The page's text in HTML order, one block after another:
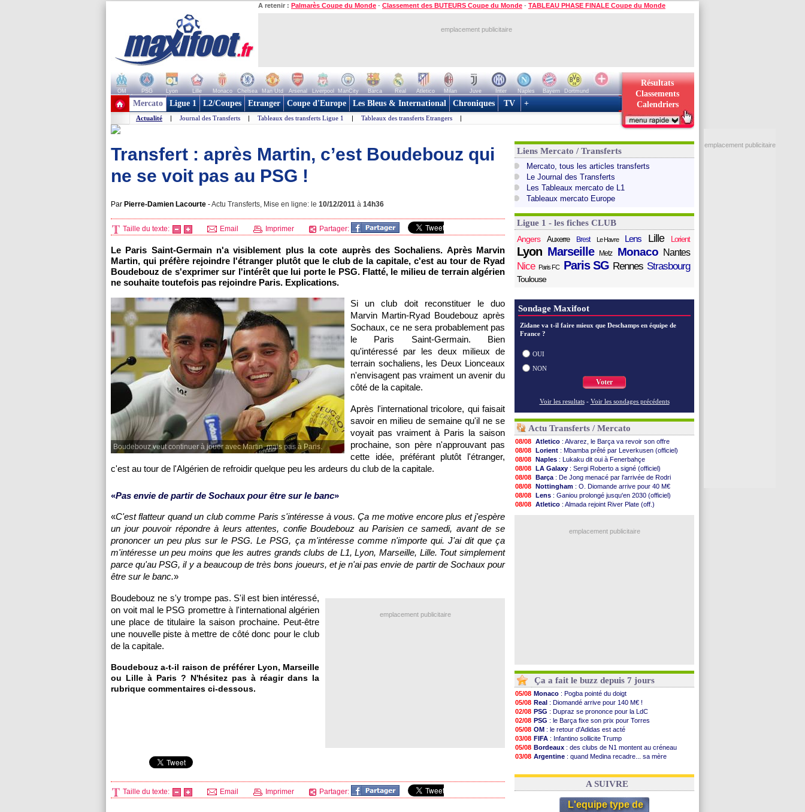
A retenir : Palmarès Coupe du Monde - Classement des BUTEURS Coupe du Monde - TABLEAU PHASE FINALE Coupe du Monde
emplacement publicitaire
OM PSG Lyon Lille Monaco Chelsea Man Utd Arsenal Liverpool ManCity Barca Real Atletico Milan Juve Inter Naples Bayern
Dortmund
+ de clubs
Résultats
Classements
Calendriers
Mercato Ligue 1 L2/Coupes Etranger Coupe d'Europe Les Bleus & International Chroniques TV +
Actualité | Journal des Transferts | Tableaux des transferts Ligue 1 | Tableaux des transferts Etrangers |
Transfert : après Martin, c’est Boudebouz qui
ne se voit pas au PSG !
Par Pierre-Damien Lacourte -Actu Transferts, Mise en ligne: le 10/12/2011 à 14h36
Taille du texte: Email Imprimer Partager:
Le Paris Saint-Germain n'a visiblement plus la cote auprès des Sochaliens. Après Marvin
Martin, qui préfère rejoindre l'étranger plutôt que le club de la capitale, c'est au tour de Ryad
Boudebouz de s'exprimer sur l'intérêt que lui porte le PSG.Flatté, le milieu de terrain algérien
ne souhaite toutefois pas rejoindre Paris. Explications.
Boudebouz veut continuer à jouer avec Martin, mais pas à Paris.
Si un club doit reconstituer le duo
Marvin Martin-Ryad Boudebouz après
Sochaux, ce ne sera probablement pas
le Paris Saint-Germain. Bien
qu'intéressé par les deux milieux de
terrain sochaliens, les Deux Lionceaux
n'envisagent pas vraiment un avenir du
côté de la capitale.
Après l'international tricolore, qui faisait
savoir en milieu de semaine qu'il ne se
voyait pas vraiment à Paris la saison
prochaine, son père n'approuvant pas
cette idée, préférant plutôt l'étranger,
c'est au tour de l'Algérien de refroidir quelque peu les ardeurs du club de la capitale.
«Pas envie de partir de Sochauxpour être sur le banc»
«C'est flatteur quand un club comme Paris s'intéresse à vous. Ça me motive encore plus et j'espère
un jour pouvoir répondre à leurs attentes, confie Boudebouz au Parisien ce samedi, avant de se
prononcer un peu plus sur lePSG. LePSG, ça m'intéresse comme n'importe qui. J'ai dit que ça
m'intéresse un peu moins que les autres grands clubs de L1,Lyon,Marseille, Lille. Tout simplement
parce qu'auPSG, il y a beaucoup de très bons joueurs, et je n'ai pas envie de partir de Sochauxpour
être sur le banc.»
emplacement publicitaire
Boudebouz ne s'y trompe pas. S'il est bien intéressé,
on voit mal le PSG promettre à l'international algérien
une place de titulaire la saison prochaine. Peut-être
une nouvelle piste à mettre de côté donc pour le club
de la capitale.
Boudebouz a-t-il raison de préférer Lyon, Marseille
ou Lille à Paris ? N'hésitez pas à réagir dans la
rubrique commentaires ci-dessous.
Taille du texte: Email Imprimer Partager:
Liens Mercato / Transferts
Mercato, tous les articles transferts
Le Journal des Transferts
Les Tableaux mercato de L1
Tableaux mercato Europe
Ligue 1 - les fiches CLUB
Angers
Auxerre Brest Le Havre Lens Lille Lorient
Lyon Marseille Metz Monaco Nantes
Nice Paris FC Paris SG Rennes Strasbourg
Toulouse
Sondage Maxifoot
Zidane va t-il faire mieux que Deschamps en équipe de
France ?
OUI
NON
Voter
Voir les resultats - Voir les sondages précédents
Actu Transferts / Mercato
08/08 Atletico : Alvarez, le Barça va revoir son offre
08/08 Lorient : Mbamba prêté par Leverkusen (officiel)
08/08 Naples : Lukaku dit oui à Fenerbahçe
08/08 LA Galaxy : Sergi Roberto a signé (officiel)
08/08 Barça : De Jong menacé par l’arrivée de Rodri
08/08 Nottingham : O. Diomande arrive pour 40 M€
08/08 Lens : Ganiou prolongé jusqu'en 2030 (officiel)
08/08 Atletico : Almada rejoint River Plate (off.)
: la piste Goore en attaque
emplacement publicitaire
Ça a fait le buzz depuis 7 jours
05/08 Monaco : Pogba pointé du doigt
05/08 Real : Diomandé arrive pour 140 M€ !
02/08 PSG : Dupraz se prononce pour la LdC
02/08 PSG : le Barça fixe son prix pour Torres
05/08 OM : le retour d'Adidas est acté
03/08 FIFA : Infantino sollicite Trump
05/08 Bordeaux : des clubs de N1 montent au créneau
03/08 Argentine : quand Medina recadre... sa mère
03/08 OM: Paixão attire un 2e club anglais
A SUIVRE
L'equipe type de
emplacement publicitaire